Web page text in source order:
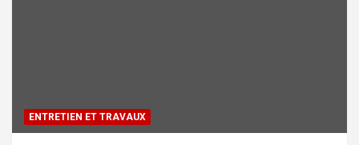
ENTRETIEN ET TRAVAUX